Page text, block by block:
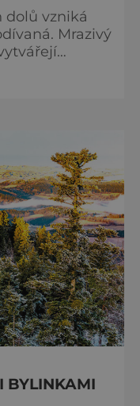
dolů vzniká
Mrazivý
BYLINKAMI